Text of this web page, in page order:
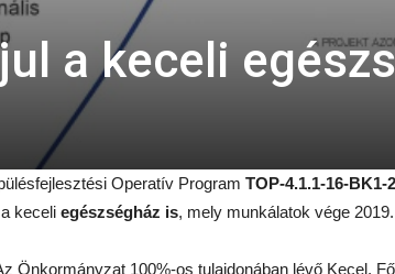
a keceli
Operatív Program TOP-4.1.1-16-BK1-
keceli egészségház is, mely munkálatok vége
Önkormányzat 100%-os tulajdonában lévő Kecel,